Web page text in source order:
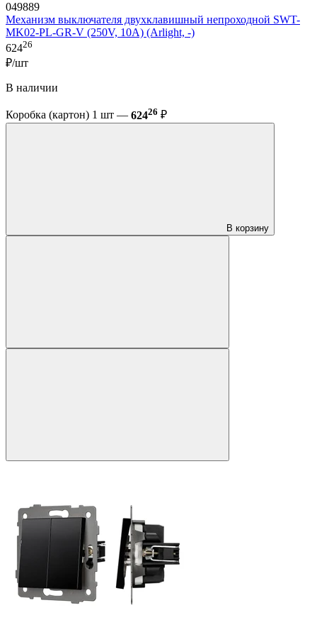
049889
Механизм выключателя двухклавишный непроходной SWT-
MK02-PL-GR-V (250V, 10A) (Arlight, -)
62426
₽/шт
В наличии
Коробка (картон) 1 шт — 62426 ₽
В корзину